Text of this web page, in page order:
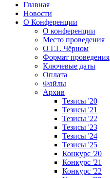
Главная
Новости
О Конференции
О конференции
Место проведения
О Г.Г. Чёрном
Формат проведения
Ключевые даты
Оплата
Файлы
Архив
Тезисы '20
Тезисы '21
Тезисы '22
Тезисы '23
Тезисы '24
Тезисы '25
Конкурс '20
Конкурс '21
Конкурс '22